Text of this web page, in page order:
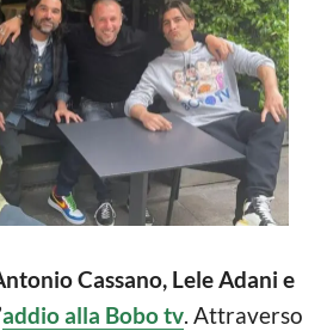
Cassano, Lele Adani e
addio alla Bobo tv. Attraverso